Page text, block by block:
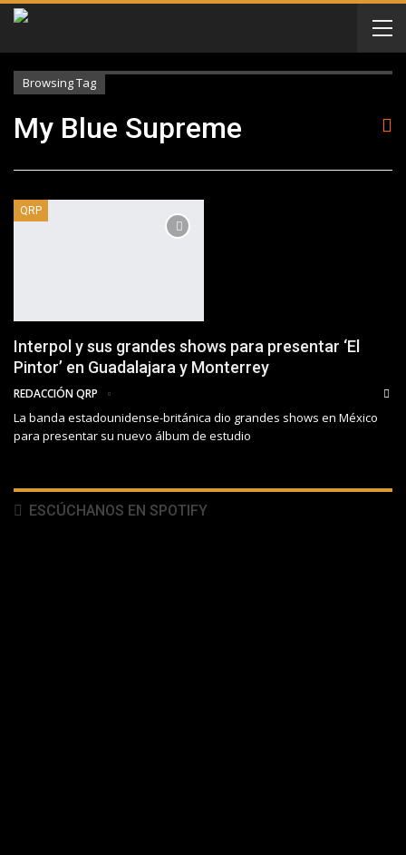
Browsing Tag
My Blue Supreme
QRP
Interpol y sus grandes shows para presentar ‘El
Pintor’ en Guadalajara y Monterrey
REDACCIÓN QRP
La banda estadounidense-británica dio grandes shows en México
para presentar su nuevo álbum de estudio
ESCÚCHANOS EN SPOTIFY